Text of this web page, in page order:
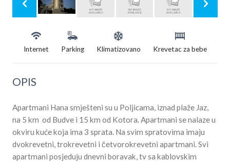
Internet Parking Klimatizovano Krevetac za bebe
OPIS
Apartmani Hana smješteni su u Poljicama, iznad plaže Jaz,
na 5 km od Budve i 15 km od Kotora. Apartmani se nalaze u
okviru kuće koja ima 3 sprata. Na svim spratovima imaju
dvokrevetni, trokrevetni i četvorokrevetni apartmani. Svi
apartmani posjeduju dnevni boravak, tv sa kablovskim